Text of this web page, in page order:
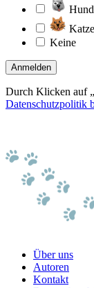
Hund
Katze
Keine
Anmelden
Durch Klicken auf
Datenschutzpolitik
Über uns
Autoren
Kontakt